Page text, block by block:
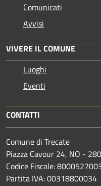
Comunicati
Avvisi
VIVERE IL COMUNE
Luoghi
Eventi
CONTATTI
Comune di Trecate
Piazza Cavour 24, NO -
Codice Fiscale:
Partita IVA: 00318800034